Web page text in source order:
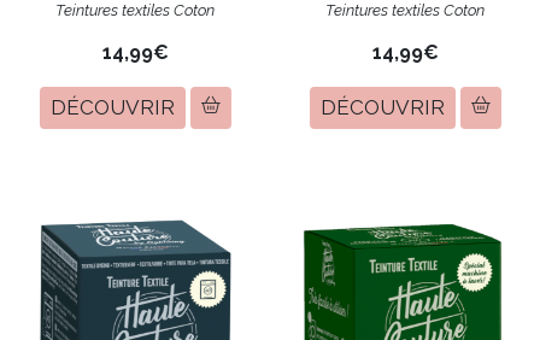
Teintures textiles Coton
14,99€
DÉCOUVRIR
Teintures textiles Coton
14,99€
DÉCOUVRIR